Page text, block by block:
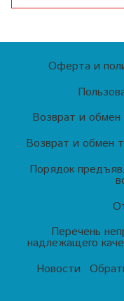
Оферта и
Возврат и обмен
Возврат и обмен
Порядок
Перечень
надлежащего
Новости